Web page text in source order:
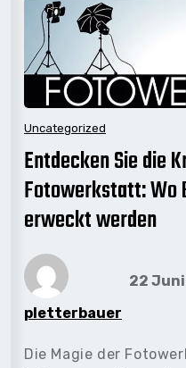
Uncategorized
Entdecken Sie die
Fotowerkstatt: Wo
erweckt werden
pletterbauer
22
Die Magie der